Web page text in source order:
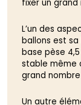
fixer un
L’un des
ballons est sa
base pèse
stable même
grand
Un autre